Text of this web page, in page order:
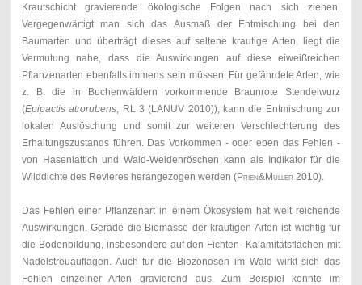
Krautschicht gravierende ökologische Folgen nach sich ziehen.
Vergegenwärtigt man sich das Ausmaß der Entmischung bei den
Baumarten und überträgt dieses auf seltene krautige Arten, liegt die
Vermutung nahe, dass die Auswirkungen auf diese eiweißreichen
Pflanzenarten ebenfalls immens sein müssen. Für gefährdete Arten, wie
z. B. die in Buchenwäldern vorkommende Braunrote Stendelwurz
(Epipactis atrorubens , RL 3 (LANUV 2010)), kann die Entmischung zur
lokalen Auslöschung und somit zur weiteren Verschlechterung des
Erhaltungszustands führen. Das Vorkommen - oder eben das Fehlen -
von Hasenlattich und Wald-Weidenröschen kann als Indikator für die
Wilddichte des Revieres herangezogen werden (Prien&Müller 2010).
Das Fehlen einer Pflanzenart in einem Ökosystem hat weit reichende
Auswirkungen. Gerade die Biomasse der krautigen Arten ist wichtig für
die Bodenbildung, insbesondere auf den Fichten- Kalamitätsflächen mit
Nadelstreuauflagen. Auch für die Biozönosen im Wald wirkt sich das
Fehlen einzelner Arten gravierend aus. Zum Beispiel konnte im